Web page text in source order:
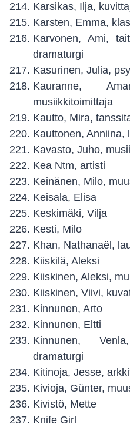
Karsikas, Ilja,
Karsten, Emma,
Karvonen, Ami,
dramaturgi
Kasurinen, Julia,
Kauranne,
musiikkitoimittaja
Kautto, Mira,
Kauttonen, Anniina,
Kavasto, Juho,
Kea Ntm, artisti
Keinänen, Milo,
Keisala, Elisa
Keskimäki, Vilja
Kesti, Milo
Khan, Nathanaël,
Kiiskilä, Aleksi
Kiiskinen, Aleksi,
Kiiskinen, Viivi,
Kinnunen, Arto
Kinnunen, Eltti
Kinnunen,
dramaturgi
Kitinoja, Jesse,
Kivioja, Günter,
Kivistö, Mette
Knife Girl